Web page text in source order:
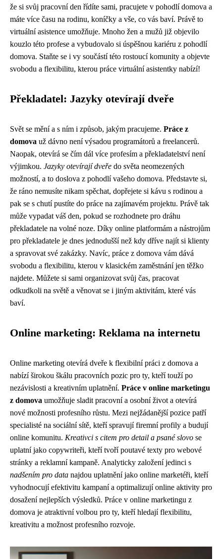
že si svůj pracovní den řídíte sami, pracujete v pohodlí domova a
máte více času na rodinu, koníčky a vše, co vás baví. Právě to
virtuální asistence umožňuje. Mnoho žen a mužů již objevilo
kouzlo této profese a vybudovalo si úspěšnou kariéru z pohodlí
domova. Staňte se i vy součástí této rostoucí komunity a objevte
svobodu a flexibilitu, kterou práce virtuální asistentky nabízí!
Překladatel: Jazyky otevírají dveře
Svět se mění a s ním i způsob, jakým pracujeme. Práce z
domova už dávno není výsadou programátorů a freelancerů.
Naopak, otevírá se čím dál více profesím a překladatelství není
výjimkou. Jazyky otevírají dveře do světa neomezených
možností, a to doslova z pohodlí vašeho domova. Představte si,
že ráno nemusíte nikam spěchat, dopřejete si kávu s rodinou a
pak se s chutí pustíte do práce na zajímavém projektu. Právě tak
může vypadat váš den, pokud se rozhodnete pro dráhu
překladatele na volné noze. Díky online platformám a nástrojům
pro překladatele je dnes jednodušší než kdy dříve najít si klienty
a spravovat své zakázky. Navíc, práce z domova vám dává
svobodu a flexibilitu, kterou v klasickém zaměstnání jen těžko
najdete. Můžete si sami organizovat svůj čas, pracovat
odkudkoli na světě a věnovat se i jiným aktivitám, které vás
baví.
Online marketing: Reklama na internetu
Online marketing otevírá dveře k flexibilní práci z domova a
nabízí širokou škálu pracovních pozic pro ty, kteří touží po
nezávislosti a kreativním uplatnění. Práce v online marketingu
z domova umožňuje sladit pracovní a osobní život a otevírá
nové možnosti profesního růstu. Mezi nejžádanější pozice patří
specialisté na sociální sítě, kteří spravují firemní profily a budují
online komunitu. Kreativci s citem pro detail a psané slovo se
uplatní jako copywriteři, kteří tvoří poutavé texty pro webové
stránky a reklamní kampaně. Analyticky založení jedinci s
nadšením pro data najdou uplatnění jako online marketéři, kteří
vyhodnocují efektivitu kampaní a optimalizují online aktivity pro
dosažení nejlepších výsledků. Práce v online marketingu z
domova je atraktivní volbou pro ty, kteří hledají flexibilitu,
kreativitu a možnost profesního rozvoje.